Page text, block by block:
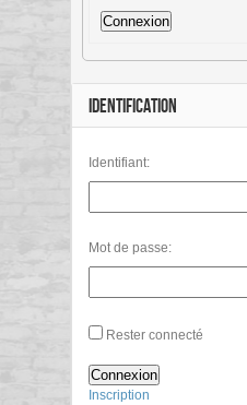
Connexion
IDENTIFICATION
Identifiant:
Mot de passe:
Rester connecté
Connexion
Inscription